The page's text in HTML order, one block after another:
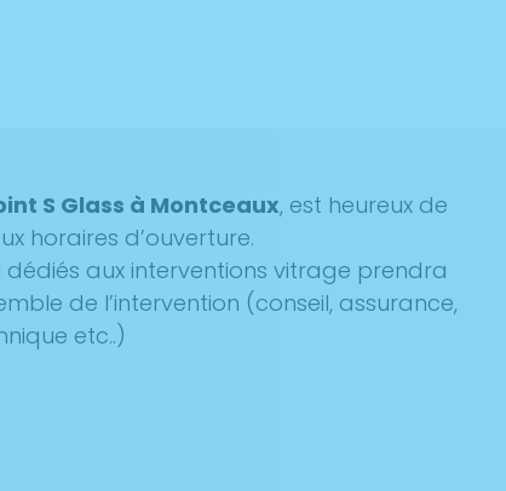
S Glass à Montceaux, est heureux de
horaires d’ouverture.
dédiés aux interventions vitrage prendra
de l’intervention (conseil, assurance,
etc..)